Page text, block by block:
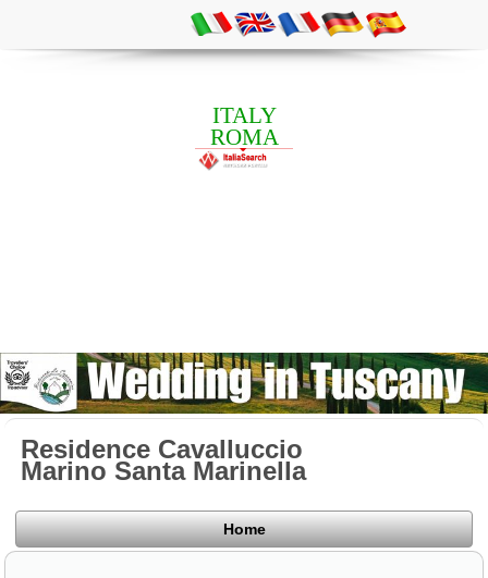
ITALY
ROMA
Residence Cavalluccio
Marino Santa Marinella
Home